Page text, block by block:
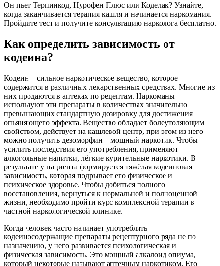
Он пьет Терпинкод, Нурофен Плюс или Коделак? Узнайте,
когда заканчивается терапия кашля и начинается наркомания.
Пройдите тест и получите консультацию нарколога бесплатно.
Как определить зависимость от
кодеина?
Кодеин – сильное наркотическое вещество, которое
содержится в различных лекарственных средствах. Многие из
них продаются в аптеках по рецептам. Наркоманы
используют эти препараты в количествах значительно
превышающих стандартную дозировку для достижения
опьяняющего эффекта. Вещество обладает болеутоляющим
свойством, действует на кашлевой центр, при этом из него
можно получить дезоморфин – мощный наркотик. Чтобы
усилить последствия его употребления, применяют
алкогольные напитки, лёгкие курительные наркотики. В
результате у пациента формируется тяжёлая кодеиновая
зависимость, которая подрывает его физическое и
психическое здоровье. Чтобы добиться полного
восстановления, вернуться к нормальной и полноценной
жизни, необходимо пройти курс комплексной терапии в
частной наркологической клинике.
Когда человек часто начинает употреблять
кодеиносодержащие препараты рецептурного ряда не по
назначению, у него развивается психологическая и
физическая зависимость. Это мощный алкалоид опиума,
который некоторые называют аптечным наркотиком. Его